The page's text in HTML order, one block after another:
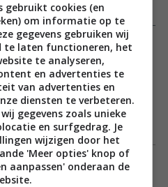
die elke dag gewoon
maar zonder gedoe.
gewoon-eet-boek
dus geen
teneinde eeuwig jong, fit
hart onder de riem door te
en verantwoord eten
meer
gebruikt cookies (en
om informatie op te
gegevens gebruiken wij
te laten functioneren, het
te analyseren,
en advertenties te
van advertenties en
diensten te verbeteren.
gegevens zoals unieke
en surfgedrag. Je
wijzigen door het
'Meer opties' knop of
aanpassen' onderaan de